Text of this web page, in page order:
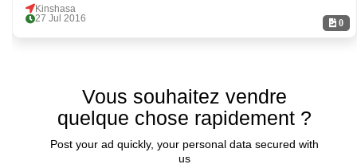
0
Kinshasa
27 Jul 2016
Vous souhaitez vendre
quelque chose rapidement ?
Post your ad quickly, your personal data secured with
us